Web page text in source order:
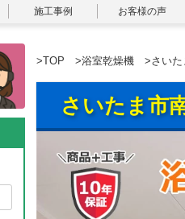
施工事例 お客様の声
>TOP >浴室乾燥機 >さいた
さいたま市